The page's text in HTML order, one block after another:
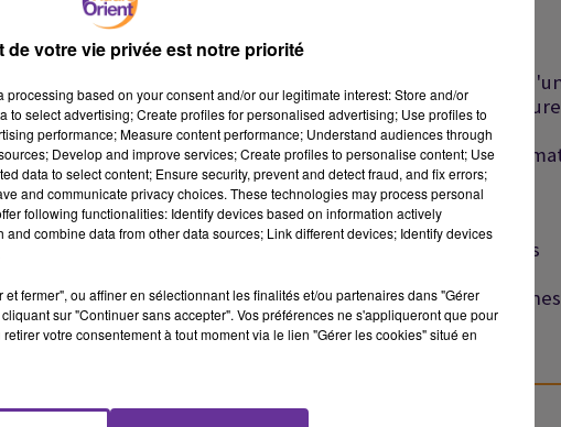
SYRIEN NOYÉ DONT LA
A POSTÉ LE DESSIN D'UN
entier. Sur un dessin du dernier numéro
à la poursuite d'une femme sous le titre
l'espoir
Ceuta : la
au...
Liban :
nouvelles
détroit
d'Ormuz
de votre vie privée est notre priorité
processing based on your consent and/or our legitimate interest: Store and/or
to select advertising; Create profiles for personalised advertising; Use profiles to
performance; Measure content performance; Understand audiences through
Develop and improve services; Create profiles to personalise content; Use
data to select content; Ensure security, prevent and detect fraud, and fix errors;
and communicate privacy choices. These technologies may process personal
following functionalities: Identify devices based on information actively
combine data from other data sources; Link different devices; Identify devices
fermer", ou affiner en sélectionnant les finalités et/ou partenaires dans "Gérer
sur "Continuer sans accepter". Vos préférences ne s'appliqueront que pour
votre consentement à tout moment via le lien "Gérer les cookies" situé en